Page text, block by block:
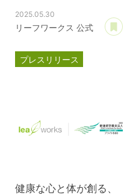
2025.05.30
リーフワークス 公式
プレスリリース
健康な心と体が創る、